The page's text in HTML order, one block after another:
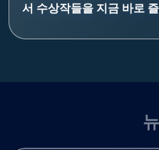
서 수상작들을 지금 바로